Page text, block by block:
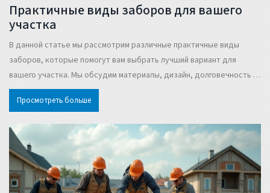
Практичные виды заборов для вашего
участка
В данной статье мы рассмотрим различные практичные виды
заборов, которые помогут вам выбрать лучший вариант для
вашего участка. Мы обсудим материалы, дизайн, долговечность и
другие ключевые факторы. Вы узнаете, какой забор станет
оптимальным решением для вашего дома или дачи. Полезные
Просмотреть больше